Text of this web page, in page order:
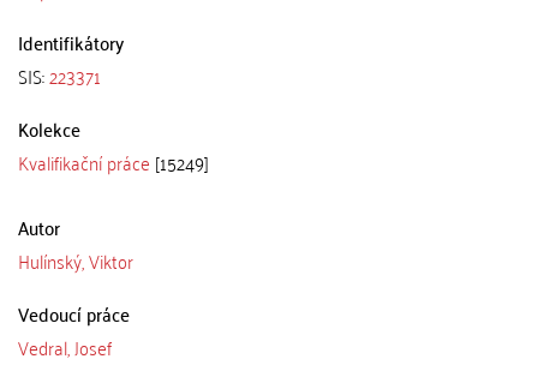
Identifikátory
SIS:223371
Kolekce
Kvalifikační práce [15249]
Autor
Hulínský, Viktor
Vedoucí práce
Vedral, Josef